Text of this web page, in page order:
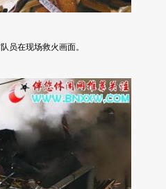
员在现场救火画面。